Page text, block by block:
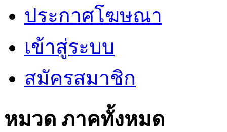
ประกาศโฆษณา
เข้าสู่ระบบ
สมัครสมาชิก
หมวด ภาคทั้งหมด